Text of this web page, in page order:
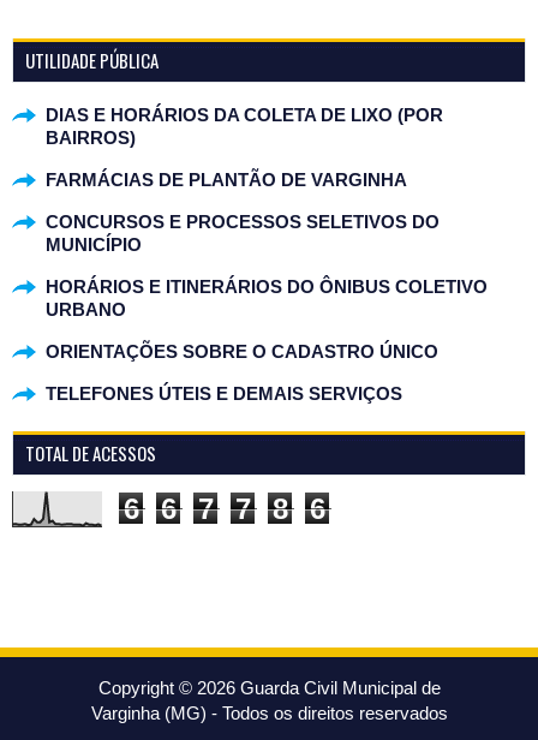
UTILIDADE PÚBLICA
DIAS E HORÁRIOS DA COLETA DE LIXO (POR
BAIRROS)
FARMÁCIAS DE PLANTÃO DE VARGINHA
CONCURSOS E PROCESSOS SELETIVOS DO
MUNICÍPIO
HORÁRIOS E ITINERÁRIOS DO ÔNIBUS COLETIVO
URBANO
ORIENTAÇÕES SOBRE O CADASTRO ÚNICO
TELEFONES ÚTEIS E DEMAIS SERVIÇOS
TOTAL DE ACESSOS
6 6 7 7 8 6
Copyright © 2026 Guarda Civil Municipal de
Varginha (MG) - Todos os direitos reservados